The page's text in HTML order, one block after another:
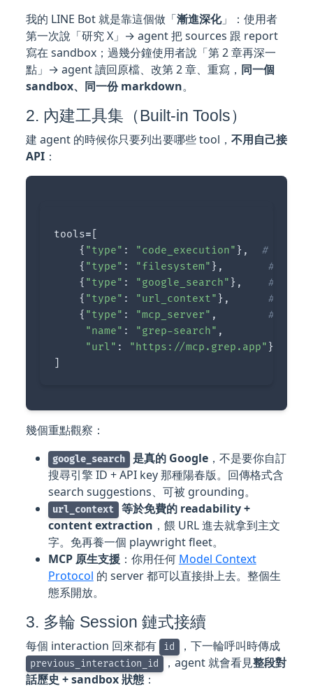
我的 LINE Bot 就是靠這個做「漸進深化」：使用者
第一次說「研究 X」→ agent 把 sources 跟 report
寫在 sandbox；過幾分鐘使用者說「第 2 章再深一
點」→ agent 讀回原檔、改第 2 章、重寫， 同一個
sandbox、同一份 markdown。
2. 內建工具集（Built-in Tools）
建 agent 的時候你只要列出要哪些 tool， 不用自己接
API：
tools=
{ "type" : "code_execution" },
{ "type" : "filesystem" },
{ "type" : "google_search" },
{ "type" : "url_context" },
{ "type" : "mcp_server" ,
"name" : "grep-search" ,
"url" : "https://mcp.grep.app" },
幾個重點觀察：
google_search 是真的 Google，不是要你自訂
搜尋引擎 ID + API key 那種陽春版。回傳格式含
search suggestions、可被 grounding。
url_context 等於免費的 readability +
content extraction ，餵 URL 進去就拿到主文
字。免再養一個 playwright fleet。
MCP 原生支援：你用任何 Model Context
Protocol 的 server 都可以直接掛上去。整個生
態系開放。
3. 多輪 Session 鏈式接續
每個 interaction 回來都有 id ，下一輪呼叫時傳成
previous_interaction_id ，agent 就會看見整段對
話歷史 + sandbox 狀態：